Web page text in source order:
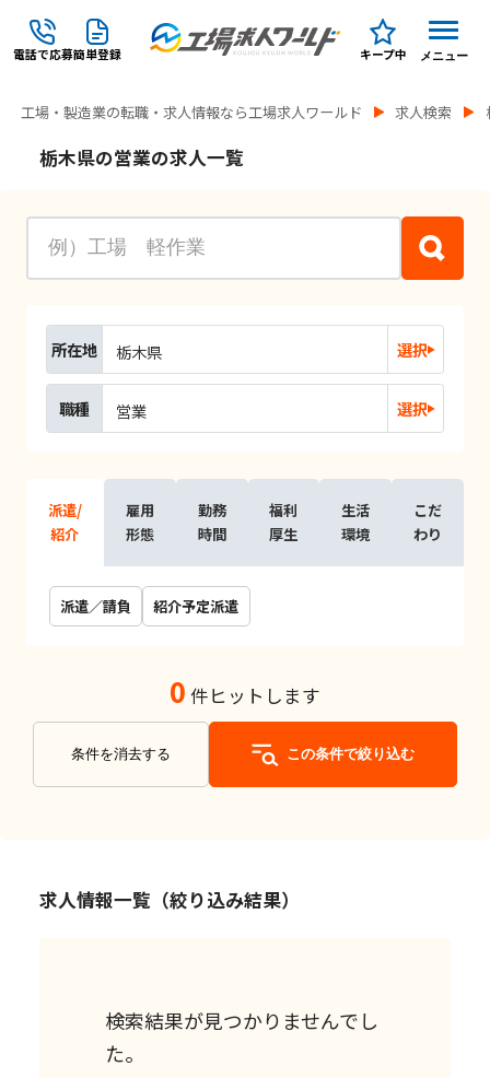
電話で応募簡単登録 キープ中 メニュー
工場・製造業の転職・求人情報なら工場求人ワールド 求人検索
栃木県の営業の求人一覧
所在地 栃木県 選択
職種 営業 選択
派遣/
紹介
雇用
形態
勤務
時間
福利
厚生
生活
環境
こだ
わり
派遣／請負 紹介予定派遣
0 件ヒットします
条件を消去する この条件で絞り込む
求人情報一覧（絞り込み結果）
検索結果が見つかりませんでし
た。